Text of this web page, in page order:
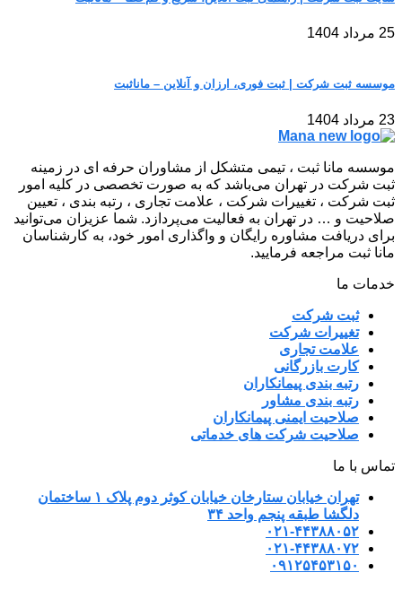
25 مرداد 1404
موسسه ثبت شرکت | ثبت فوری، ارزان و آنلاین – مانا‌ثبت
23 مرداد 1404
موسسه مانا ثبت ، تیمی متشکل از مشاوران حرفه ای در زمینه
ثبت شرکت در تهران می‌باشد که به صورت تخصصی در کلیه امور
ثبت شرکت ، تغییرات شرکت ، علامت تجاری ، رتبه بندی ، تعیین
صلاحیت و … در تهران به فعالیت می‌پردازد. شما عزیزان می‌توانید
برای دریافت مشاوره رایگان و واگذاری امور خود، به کارشناسان
مانا ثبت مراجعه فرمایید.
خدمات ما
ثبت شرکت
تغییرات شرکت
علامت تجاری
کارت بازرگانی
رتبه بندی پیمانکاران
رتبه بندی مشاور
صلاحیت ایمنی پیمانکاران
صلاحیت شرکت های خدماتی
تماس با ما
تهران خیابان ستارخان خیابان کوثر دوم پلاک ۱ ساختمان
دلگشا طبقه پنجم واحد ۳۴
۰۲۱-۴۴۳۸۸۰۵۲
۰۲۱-۴۴۳۸۸۰۷۲
۰۹۱۲۵۴۵۳۱۵۰